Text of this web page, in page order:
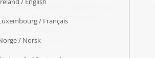
„Panoramatický pohled na
při západu slunce,
od 449,00 Kč